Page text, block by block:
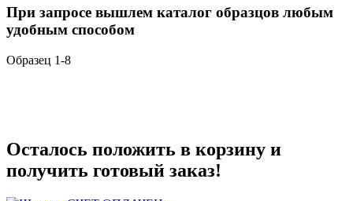
При запросе вышлем каталог образцов любым
удобным способом
Образец 1-8
Осталось положить в корзину и
получить готовый заказ!